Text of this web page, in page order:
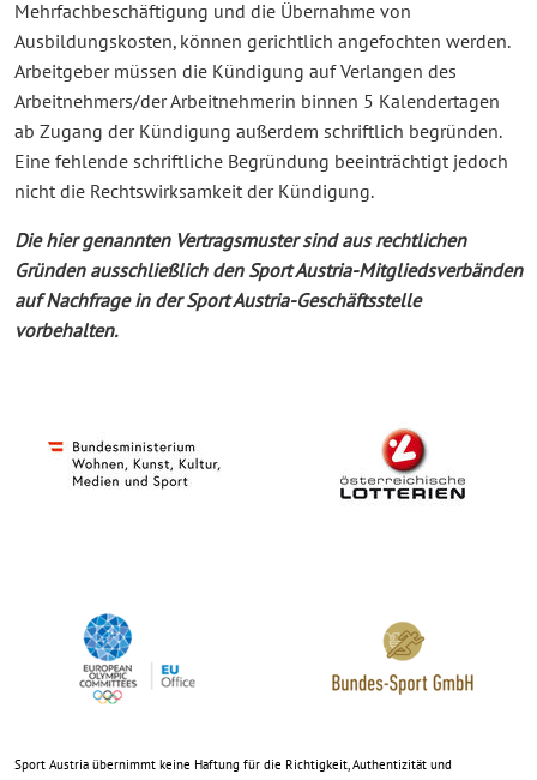
Mehrfachbeschäftigung und die Übernahme von
Ausbildungskosten, können gerichtlich angefochten werden.
Arbeitgeber müssen die Kündigung auf Verlangen des
Arbeitnehmers/der Arbeitnehmerin binnen 5 Kalendertagen
ab Zugang der Kündigung außerdem schriftlich begründen.
Eine fehlende schriftliche Begründung beeinträchtigt jedoch
nicht die Rechtswirksamkeit der Kündigung.
Die hier genannten Vertragsmuster sind aus rechtlichen
Gründen ausschließlich den Sport Austria-Mitgliedsverbänden
auf Nachfrage in der Sport Austria-Geschäftsstelle
vorbehalten.
Sport Austria übernimmt keine Haftung für die Richtigkeit, Authentizität und